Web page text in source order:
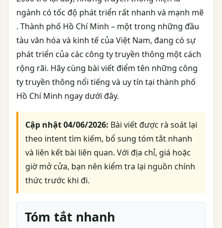
ngành có tốc độ phát triển rất nhanh và mạnh mẽ
. Thành phố Hồ Chí Minh – một trong những đầu
tàu văn hóa và kinh tế của Việt Nam, đang có sự
phát triển của các công ty truyền thông một cách
rộng rãi. Hãy cùng bài viết điểm tên những công
ty truyền thông nổi tiếng và uy tín tại thành phố
Hồ Chí Minh ngay dưới đây.
Cập nhật 04/06/2026: Bài viết được rà soát lại
theo intent tìm kiếm, bổ sung tóm tắt nhanh
và liên kết bài liên quan. Với địa chỉ, giá hoặc
giờ mở cửa, bạn nên kiểm tra lại nguồn chính
thức trước khi đi.
Tóm tắt nhanh